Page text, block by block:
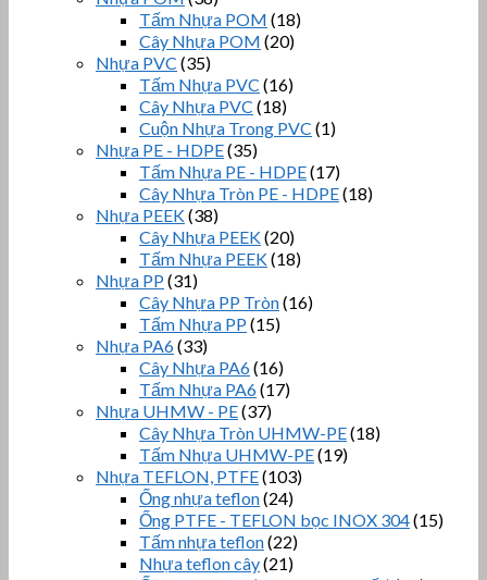
Tấm Nhựa POM (18)
Cây Nhựa POM (20)
Nhựa PVC (35)
Tấm Nhựa PVC (16)
Cây Nhựa PVC (18)
Cuộn Nhựa Trong PVC (1)
Nhựa PE - HDPE(35)
Tấm Nhựa PE - HDPE(17)
Cây Nhựa Tròn PE - HDPE(18)
Nhựa PEEK(38)
Cây Nhựa PEEK(20)
Tấm Nhựa PEEK(18)
Nhựa PP (31)
Cây Nhựa PP Tròn(16)
Tấm Nhựa PP (15)
Nhựa PA6(33)
Cây Nhựa PA6(16)
Tấm Nhựa PA6(17)
Nhựa UHMW - PE(37)
Cây Nhựa Tròn UHMW-PE(18)
Tấm Nhựa UHMW-PE(19)
Nhựa TEFLON, PTFE(103)
Ống nhựa teflon(24)
Ống PTFE - TEFLON bọc INOX 304(15)
Tấm nhựa teflon(22)
Nhựa teflon cây(21)